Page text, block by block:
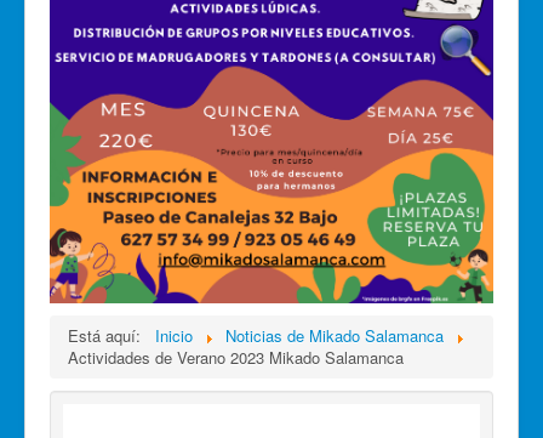
Está aquí: Inicio
Noticias de Mikado Salamanca
Actividades de Verano 2023 Mikado Salamanca